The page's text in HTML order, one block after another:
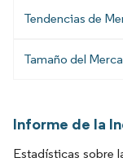
Tendencias de
Tamaño del
Informe de la
Estadísticas sobre